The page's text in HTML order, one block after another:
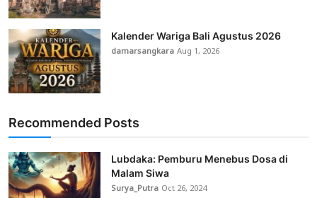
Kalender Wariga Bali Agustus 2026
damarsangkaraAug 1, 2026
Recommended Posts
Lubdaka: Pemburu Menebus Dosa di
Malam Siwa
Surya_Putra Oct 26, 2024